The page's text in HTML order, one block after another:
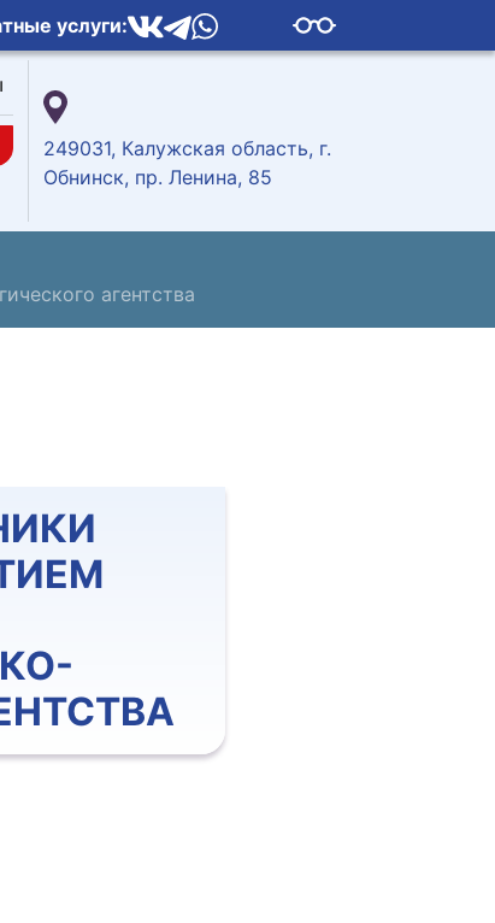
услуги:
249031, Калужская область, г.
Обнинск, пр. Ленина, 85
агентства